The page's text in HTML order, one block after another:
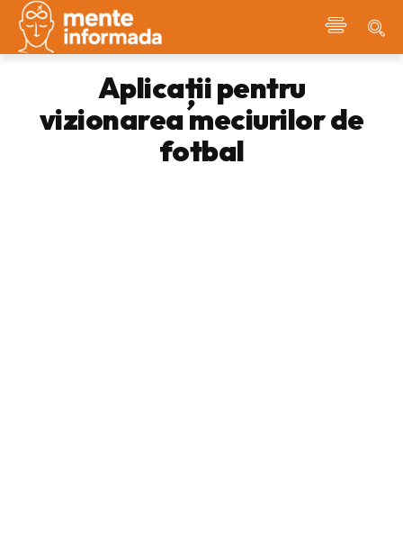
Aplicații pentru
vizionarea meciurilor de
fotbal